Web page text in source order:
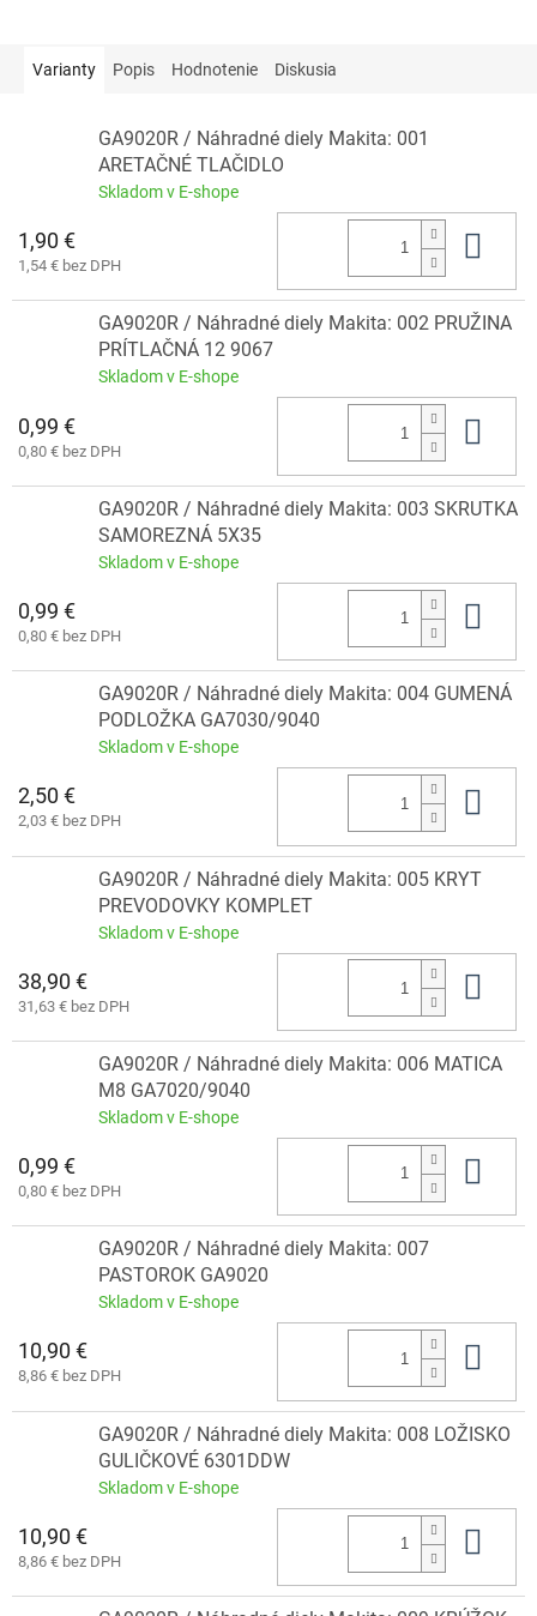
Varianty Popis Hodnotenie Diskusia
GA9020R / Náhradné diely Makita: 001
ARETAČNÉ TLAČIDLO
Skladom v E-shope
1,90 €
1,54 € bez DPH
GA9020R / Náhradné diely Makita: 002 PRUŽINA
PRÍTLAČNÁ 12 9067
Skladom v E-shope
0,99 €
0,80 € bez DPH
GA9020R / Náhradné diely Makita: 003 SKRUTKA
SAMOREZNÁ 5X35
Skladom v E-shope
0,99 €
0,80 € bez DPH
GA9020R / Náhradné diely Makita: 004 GUMENÁ
PODLOŽKA GA7030/9040
Skladom v E-shope
2,50 €
2,03 € bez DPH
GA9020R / Náhradné diely Makita: 005 KRYT
PREVODOVKY KOMPLET
Skladom v E-shope
38,90 €
31,63 € bez DPH
GA9020R / Náhradné diely Makita: 006 MATICA
M8 GA7020/9040
Skladom v E-shope
0,99 €
0,80 € bez DPH
GA9020R / Náhradné diely Makita: 007
PASTOROK GA9020
Skladom v E-shope
10,90 €
8,86 € bez DPH
GA9020R / Náhradné diely Makita: 008 LOŽISKO
GULIČKOVÉ 6301DDW
Skladom v E-shope
10,90 €
8,86 € bez DPH